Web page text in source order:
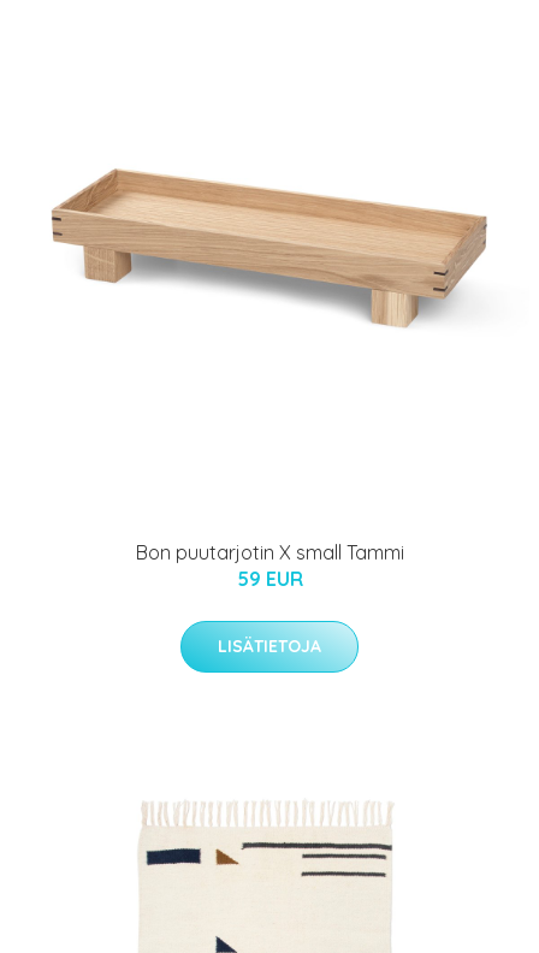
Bon puutarjotin X small Tammi
59 EUR
LISÄTIETOJA